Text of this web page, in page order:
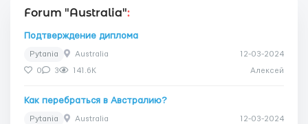
Forum "Australia":
Подтверждение диплома
Pytania Australia 12-03-2024
0 3 141.6K Алексей
Как перебраться в Австралию?
Pytania Australia 12-03-2024